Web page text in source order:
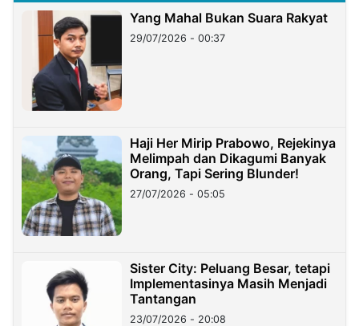
Yang Mahal Bukan Suara Rakyat
29/07/2026 - 00:37
Haji Her Mirip Prabowo, Rejekinya
Melimpah dan Dikagumi Banyak
Orang, Tapi Sering Blunder!
27/07/2026 - 05:05
Sister City: Peluang Besar, tetapi
Implementasinya Masih Menjadi
Tantangan
23/07/2026 - 20:08